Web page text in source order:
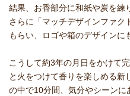
結果、お香部分に和紙や炭を練
さらに「マッチデザインファク
もらい、ロゴや箱のデザインに
こうして約3年の月日をかけて
と火をつけて香りを楽しめる
の中で10分間、気分やシーン